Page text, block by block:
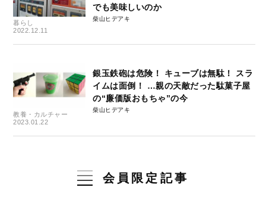
暮らし
2022.12.11
でも美味しいのか
柴山ヒデアキ
教養・カルチャー
2023.01.22
銀玉鉄砲は危険！ キューブは無駄！ スラ
イムは面倒！ …親の天敵だった駄菓子屋
の“廉価版おもちゃ”の今
柴山ヒデアキ
会員限定記事